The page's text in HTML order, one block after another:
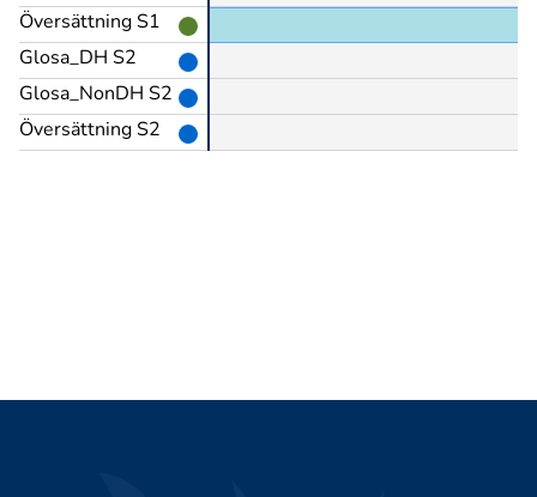
Översättning S1
Glosa_DH S2
Glosa_NonDH S2
Översättning S2